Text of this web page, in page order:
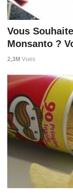
Vous
Monsanto ?
2,3M Vues